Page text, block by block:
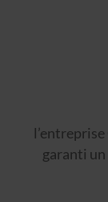
garanti un